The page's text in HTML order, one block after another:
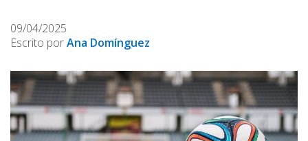
09/04/2025
Escrito porAna Domínguez